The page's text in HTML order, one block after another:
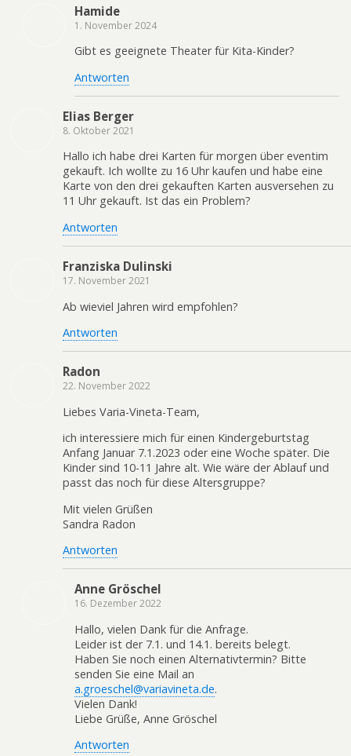
Hamide
1. November 2024
Gibt es geeignete Theater für Kita-Kinder?
Antworten
Elias Berger
8. Oktober 2021
Hallo ich habe drei Karten für morgen über eventim
gekauft. Ich wollte zu 16 Uhr kaufen und habe eine
Karte von den drei gekauften Karten ausversehen zu
11 Uhr gekauft. Ist das ein Problem?
Antworten
Franziska Dulinski
17. November 2021
Ab wieviel Jahren wird empfohlen?
Antworten
Radon
22. November 2022
Liebes Varia-Vineta-Team,
ich interessiere mich für einen Kindergeburtstag
Anfang Januar 7.1.2023 oder eine Woche später. Die
Kinder sind 10-11 Jahre alt. Wie wäre der Ablauf und
passt das noch für diese Altersgruppe?
Mit vielen Grüßen
Sandra Radon
Antworten
Anne Gröschel
16. Dezember 2022
Hallo, vielen Dank für die Anfrage.
Leider ist der 7.1. und 14.1. bereits belegt.
Haben Sie noch einen Alternativtermin? Bitte
senden Sie eine Mail an
a.groeschel@variavineta.de.
Vielen Dank!
Liebe Grüße, Anne Gröschel
Antworten